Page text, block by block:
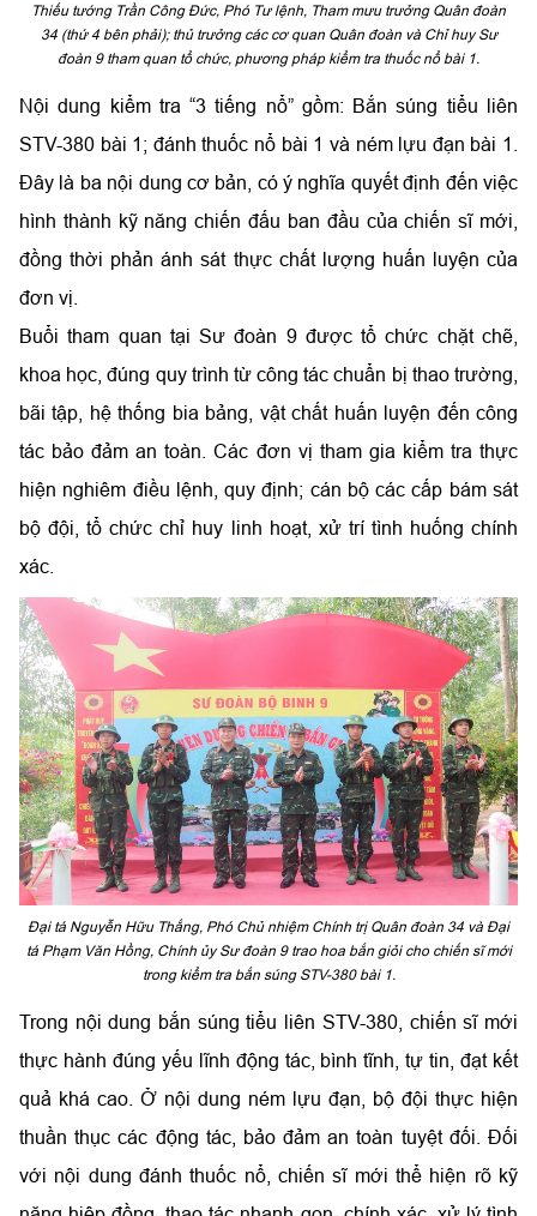
Thiếu tướng Trần Công Đức, Phó Tư lệnh, Tham mưu trưởng Quân đoàn
34 (thứ 4 bên phải); thủ trưởng các cơ quan Quân đoàn và Chỉ huy Sư
đoàn 9 tham quan tổ chức, phương pháp kiểm tra thuốc nổ bài 1.
Nội dung kiểm tra “3 tiếng nổ” gồm: Bắn súng tiểu liên
STV-380 bài 1; đánh thuốc nổ bài 1 và ném lựu đạn bài 1.
Đây là ba nội dung cơ bản, có ý nghĩa quyết định đến việc
hình thành kỹ năng chiến đấu ban đầu của chiến sĩ mới,
đồng thời phản ánh sát thực chất lượng huấn luyện của
đơn vị.
Buổi tham quan tại Sư đoàn 9 được tổ chức chặt chẽ,
khoa học, đúng quy trình từ công tác chuẩn bị thao trường,
bãi tập, hệ thống bia bảng, vật chất huấn luyện đến công
tác bảo đảm an toàn. Các đơn vị tham gia kiểm tra thực
hiện nghiêm điều lệnh, quy định; cán bộ các cấp bám sát
bộ đội, tổ chức chỉ huy linh hoạt, xử trí tình huống chính
xác.
Đại tá Nguyễn Hữu Thắng, Phó Chủ nhiệm Chính trị Quân đoàn 34 và Đại
tá Phạm Văn Hồng, Chính ủy Sư đoàn 9 trao hoa bắn giỏi cho chiến sĩ mới
trong kiểm tra bắn súng STV-380 bài 1.
Trong nội dung bắn súng tiểu liên STV-380, chiến sĩ mới
thực hành đúng yếu lĩnh động tác, bình tĩnh, tự tin, đạt kết
quả khá cao. Ở nội dung ném lựu đạn, bộ đội thực hiện
thuần thục các động tác, bảo đảm an toàn tuyệt đối. Đối
với nội dung đánh thuốc nổ, chiến sĩ mới thể hiện rõ kỹ